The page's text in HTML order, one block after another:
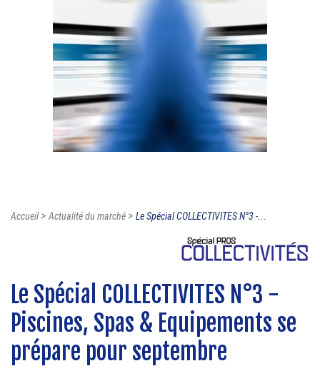
Accueil>Actualité du marché> Le Spécial COLLECTIVITES N°3 -...
Le Spécial COLLECTIVITES N°3 -
Piscines, Spas & Equipements se
prépare pour septembre